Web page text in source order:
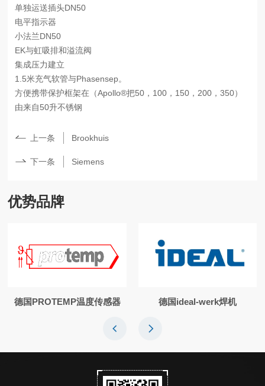
单独运送插头DN50
电平指示器
小法兰DN50
EK与虹吸排和溢流阀
集成压力建立
1.5米充气软管与Phasensep。
方便携带保护框架在（Apollo®把50，100，150，200，350）
由来自50升不锈钢
上一条 Brookhuis
下一条 Siemens
优势品牌
德国PROTEMP温度传感器 德国ideal-werk焊机